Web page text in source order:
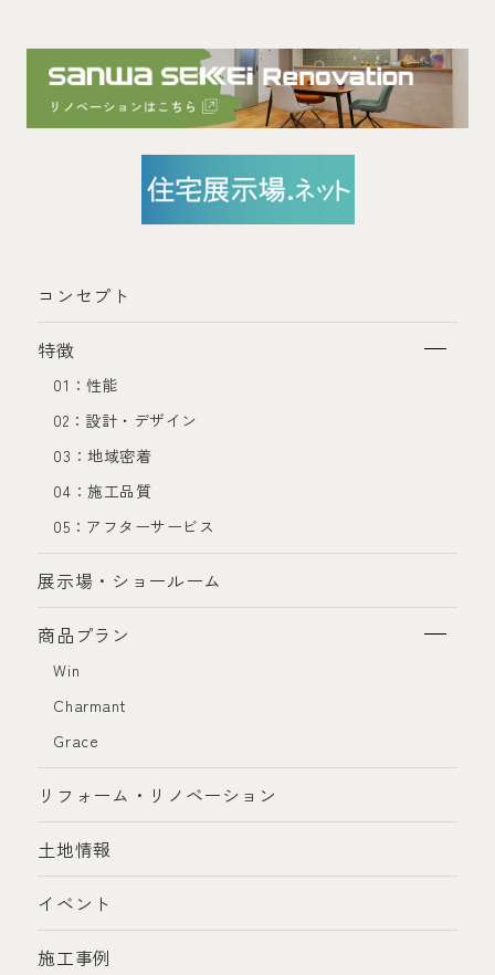
コンセプト
特徴
01：性能
02：設計・デザイン
03：地域密着
04：施工品質
05：アフターサービス
展示場・ショールーム
商品プラン
Win
Charmant
Grace
リフォーム・リノベーション
土地情報
イベント
施工事例